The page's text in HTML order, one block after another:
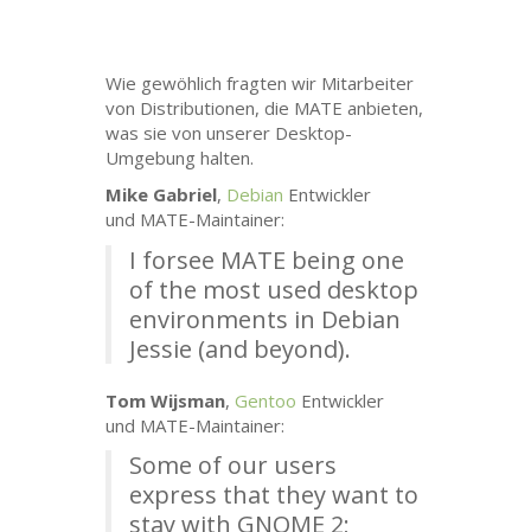
Wie gewöhlich fragten wir Mitarbeiter
von Distributionen, die MATE anbieten,
was sie von unserer Desktop-
Umgebung halten.
Mike Gabriel, Debian Entwickler
und MATE-Maintainer:
I forsee MATE being one
of the most used desktop
environments in Debian
Jessie (and beyond).
Tom Wijsman,Gentoo Entwickler
und MATE-Maintainer:
Some of our users
express that they want to
stay with GNOME 2;